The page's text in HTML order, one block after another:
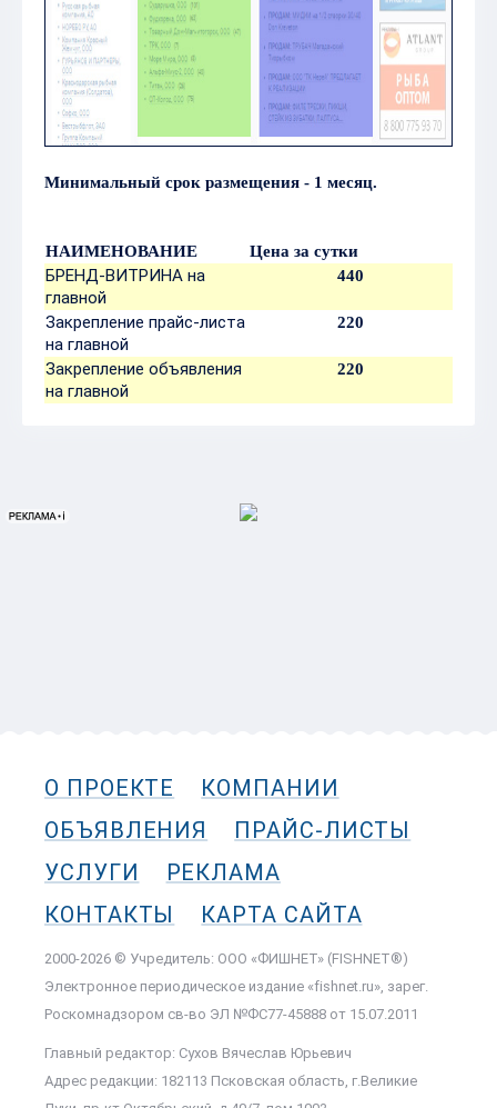
Минимальный срок размещения - 1 месяц.
НАИМЕНОВАНИЕ Цена за сутки
БРЕНД-ВИТРИНА на
главной
440
Закрепление прайс-листа
на главной
220
Закрепление объявления
на главной
220
О ПРОЕКТЕ
КОМПАНИИ
ОБЪЯВЛЕНИЯ
ПРАЙС-ЛИСТЫ
УСЛУГИ
РЕКЛАМА
КОНТАКТЫ
КАРТА САЙТА
2000-2026 © Учредитель: ООО «ФИШНЕТ» (FISHNET®)
Электронное периодическое издание «fishnet.ru», зарег.
Роскомнадзором cв-во ЭЛ №ФС77-45888 от 15.07.2011
Главный редактор: Сухов Вячеслав Юрьевич
Адрес редакции: 182113 Псковская область, г.Великие